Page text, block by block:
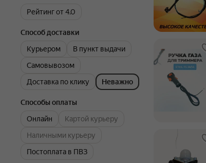
Рейтинг от 4.0
Способ доставки
Курьером
В пункт выдачи
Самовывозом
Доставка по клику
Неважно
Способы оплаты
Онлайн
Картой курьеру
Наличными курьеру
Постоплата в ПВЗ